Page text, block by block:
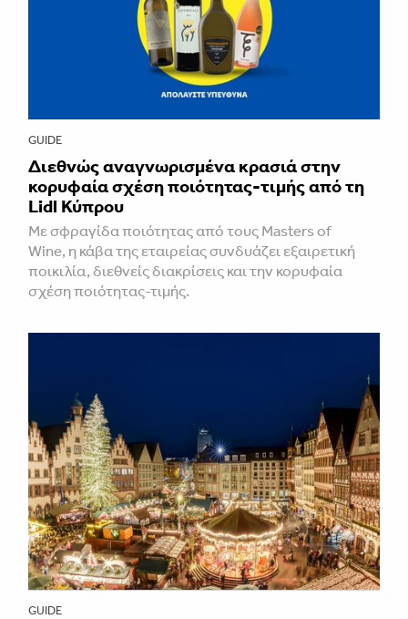
GUIDE
Διεθνώς αναγνωρισμένα κρασιά στην
κορυφαία σχέση ποιότητας-τιμής από τη
Lidl Κύπρου
Με σφραγίδα ποιότητας από τους Masters of
Wine, η κάβα της εταιρείας συνδυάζει εξαιρετική
ποικιλία, διεθνείς διακρίσεις και την κορυφαία
σχέση ποιότητας-τιμής.
GUIDE